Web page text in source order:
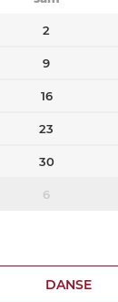
2
9
16
23
30
6
DANSE